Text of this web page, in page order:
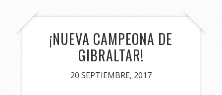
¡NUEVA CAMPEONA DE
GIBRALTAR!
20 SEPTIEMBRE, 2017